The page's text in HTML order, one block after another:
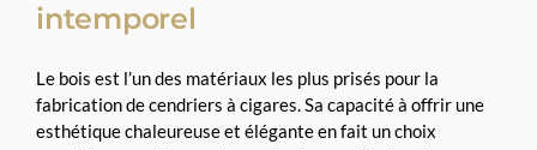
intemporel
Le bois est l’un des matériaux les plus prisés pour la
fabrication de cendriers à cigares. Sa capacité à offrir une
esthétique chaleureuse et élégante en fait un choix